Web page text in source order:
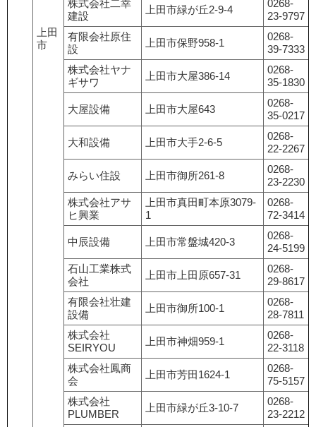
上田
市
株式会社二幸
建設
上田市緑が丘2-9-4
0268-
23-9797
有限会社原住
設
上田市保野958-1
0268-
39-7333
株式会社ヤナ
ギサワ
上田市大屋386-14
0268-
35-1830
大屋設備 上田市大屋643
0268-
35-0217
大和設備 上田市大手2-6-5
0268-
22-2267
みらい住設 上田市御所261-8
0268-
23-2230
株式会社アサ
ヒ興業
上田市真田町本原3079-
1
0268-
72-3414
中辰設備 上田市常盤城420-3
0268-
24-5199
石山工業株式
会社
上田市上田原657-31
0268-
29-8617
有限会社壮建
設備
上田市御所100-1
0268-
28-7811
株式会社
SEIRYOU
上田市神畑959-1
0268-
22-3118
株式会社鳳商
会
上田市芳田1624-1
0268-
75-5157
株式会社
PLUMBER
上田市緑が丘3-10-7
0268-
23-2212